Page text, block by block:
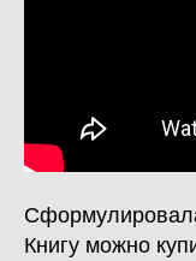
Книгу можно